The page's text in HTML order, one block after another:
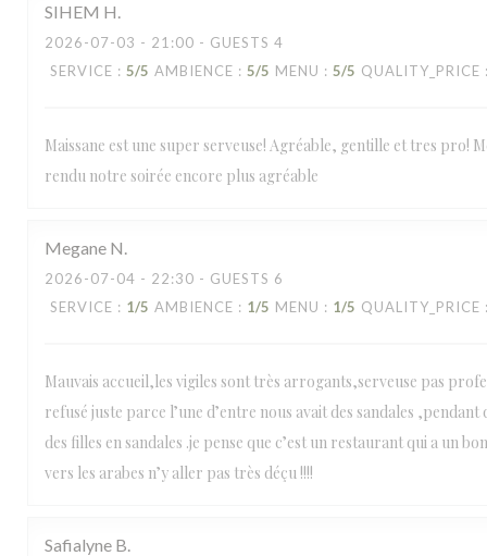
SIHEM H
2026-07-03 - 21:00 - GUESTS 4
SERVICE : 5/5 AMBIENCE : 5/5 MENU : 5/5 QUALITY_PRICE
Maissane est une super serveuse! Agréable, gentille et tres pro!
rendu notre soirée encore plus agréable
Megane N
2026-07-04 - 22:30 - GUESTS 6
SERVICE : 1/5 AMBIENCE : 1/5 MENU : 1/5 QUALITY_PRICE
Mauvais accueil,les vigiles sont très arrogants,serveuse pas
refusé juste parce l’une d’entre nous avait des sandales
des filles en sandales .je pense que c’est un restaurant qui a un
vers les arabes n’y aller pas très déçu !!!!
Safialyne B